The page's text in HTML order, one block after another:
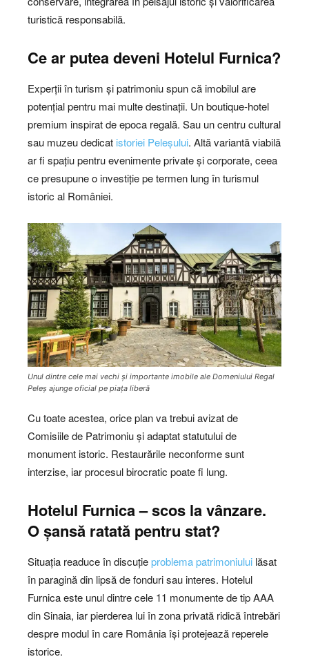
turistică responsabilă.
Ce ar putea deveni Hotelul Furnica?
Experții în turism și patrimoniu spun că imobilul are
potențial pentru mai multe destinații. Un boutique-hotel
premium inspirat de epoca regală. Sau un centru cultural
sau muzeu dedicat istoriei Peleșului. Altă variantă viabilă
ar fi spațiu pentru evenimente private și corporate, ceea
ce presupune o investiție pe termen lung în turismul
istoric al României.
Unul dintre cele mai vechi și importante imobile ale Domeniului Regal
Peleș ajunge oficial pe piața liberă
Cu toate acestea, orice plan va trebui avizat de
Comisiile de Patrimoniu și adaptat statutului de
monument istoric. Restaurările neconforme sunt
interzise, iar procesul birocratic poate fi lung.
Hotelul Furnica – scos la vânzare.
O șansă ratată pentru stat?
Situația readuce în discuțieproblema patrimoniului lăsat
în paragină din lipsă de fonduri sau interes. Hotelul
Furnica este unul dintre cele 11 monumente de tip AAA
din Sinaia, iar pierderea lui în zona privată ridică întrebări
despre modul în care România își protejează reperele
istorice.